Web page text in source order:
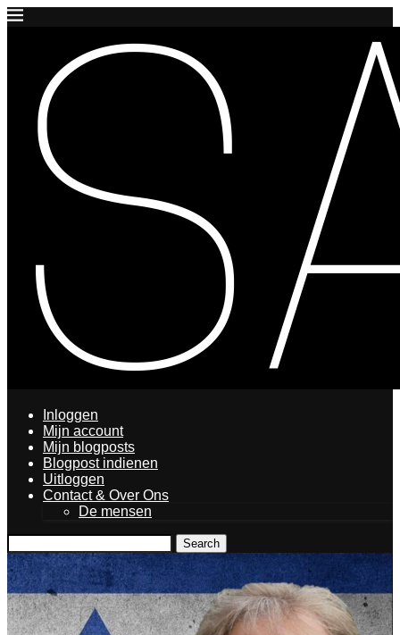
Inloggen
Mijn account
Mijn blogposts
Blogpost indienen
Uitloggen
Contact & Over Ons
De mensen
Search